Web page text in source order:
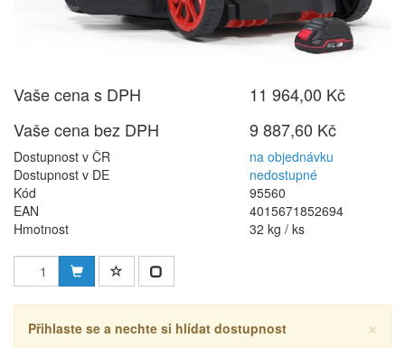
Vaše cena s DPH
11 964,00 Kč
Vaše cena bez DPH
9 887,60 Kč
Dostupnost v ČR
na objednávku
Dostupnost v DE
nedostupné
Kód
95560
EAN
4015671852694
Hmotnost
32 kg / ks
×
Přihlaste se a nechte si hlídat dostupnost